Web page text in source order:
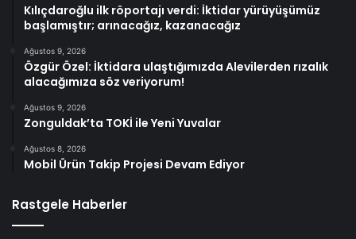
Kılıçdaroğlu ilk röportajı verdi: İktidar yürüyüşümüz
başlamıştır; arınacağız, kazanacağız
Ağustos 9, 2026
Özgür Özel: İktidara ulaştığımızda Alevilerden rızalık
alacağımıza söz veriyorum!
Ağustos 9, 2026
Zonguldak’ta TOKİ ile Yeni Yuvalar
Ağustos 8, 2026
Mobil Ürün Takip Projesi Devam Ediyor
Rastgele Haberler